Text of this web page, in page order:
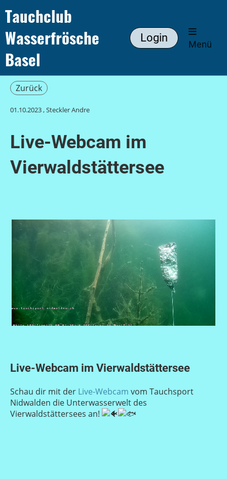
Tauchclub
Wasserfrösche
Basel
Login
Menü
Zurück
01.10.2023, Steckler Andre
Live-Webcam im
Vierwaldstättersee
Live-Webcam im Vierwaldstättersee
Schau dir mit der Live-Webcam vom Tauchsport
Nidwalden die Unterwasserwelt des
Vierwaldstättersees an!